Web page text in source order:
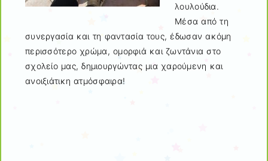
λουλούδια.
Μέσα από τη
συνεργασία και τη φαντασία τους, έδωσαν ακόμη
περισσότερο χρώμα, ομορφιά και ζωντάνια στο
σχολείο μας, δημιουργώντας μια χαρούμενη και
ανοιξιάτικη ατμόσφαιρα!